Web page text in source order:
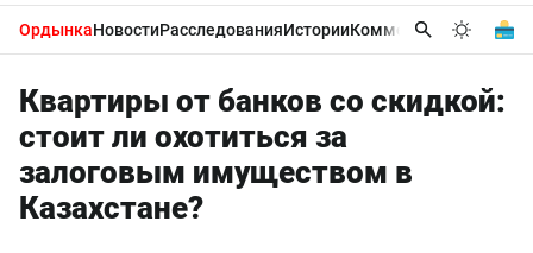
ОрдынкаНовостиРасследованияИсторииКомментарииБизнес
Квартиры от банков со скидкой:
стоит ли охотиться за
залоговым имуществом в
Казахстане?